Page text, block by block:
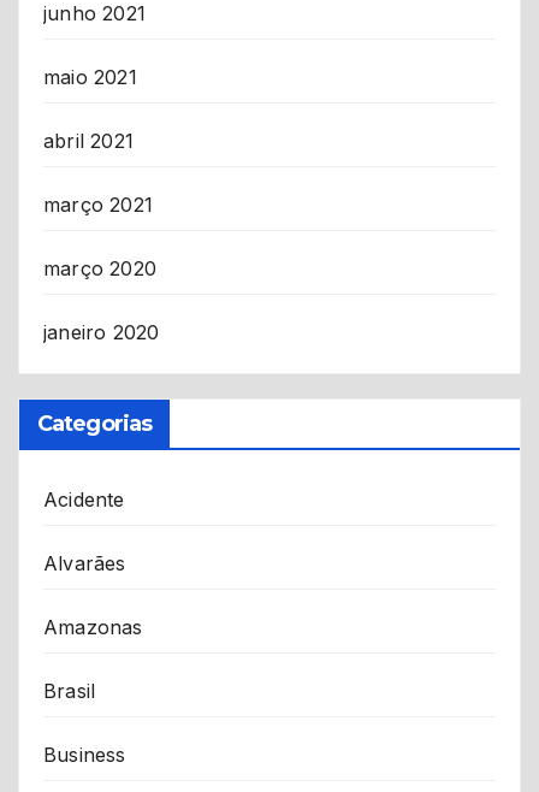
junho 2021
maio 2021
abril 2021
março 2021
março 2020
janeiro 2020
Categorias
Acidente
Alvarães
Amazonas
Brasil
Business